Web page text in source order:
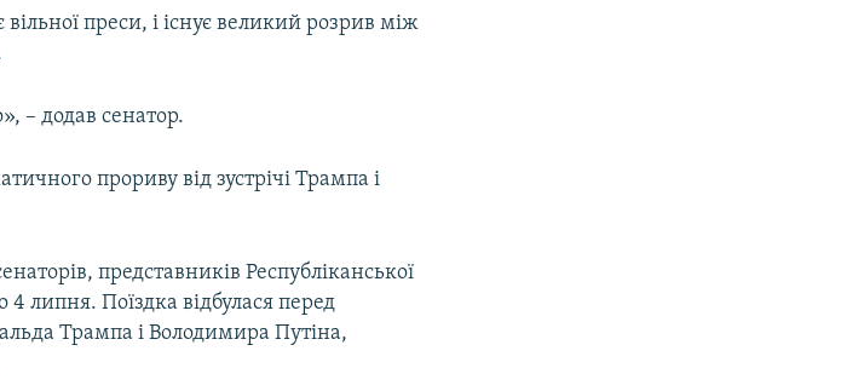
преси, і існує великий розрив між
– додав сенатор.
прориву від зустрічі Трампа і
представників Республіканської
4 липня. Поїздка відбулася перед
Трампа і Володимира Путіна,